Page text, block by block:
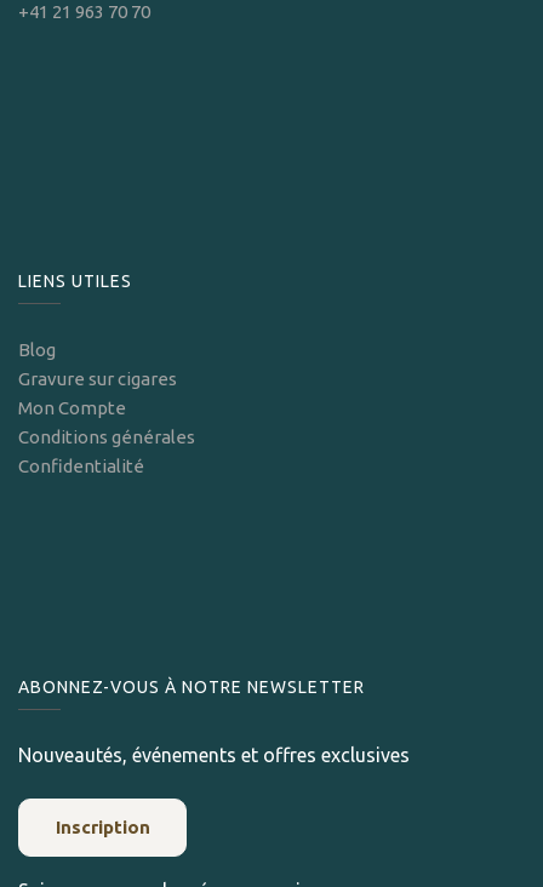
+41 21 963 70 70
LIENS UTILES
Blog
Gravure sur cigares
Mon Compte
Conditions générales
Confidentialité
ABONNEZ-VOUS À NOTRE NEWSLETTER
Nouveautés, événements et offres exclusives
Inscription